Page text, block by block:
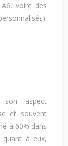
voire des
son aspect
et souvent
à 60% dans
quant à eux,